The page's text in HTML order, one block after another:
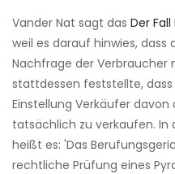
Vander Nat sagt das Der
weil es darauf hinwies, dass
Nachfrage der Verbraucher
stattdessen feststellte,
Einstellung Verkäufer davon
tatsächlich zu verkaufen. In
heißt es: 'Das
rechtliche Prüfung eines